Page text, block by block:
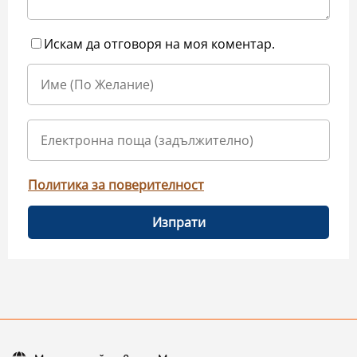
Искам да отговоря на моя коментар.
Политика за поверителност
Изпрати